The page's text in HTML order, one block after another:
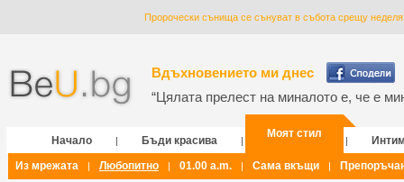
Пророчески сънища се сънуват в събота срещу неделя
Вдъхновението ми днес
“Цялата прелест на миналото е, че е
Начало | Бъди красива |
Моят стил
|
Из мрежата
| Любопитно | 01.00 a.m. | Сама вкъщи |